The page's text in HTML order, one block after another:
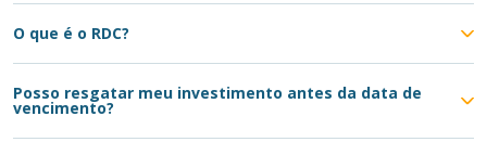
O que é o RDC?
Posso resgatar meu investimento antes da data de
vencimento?